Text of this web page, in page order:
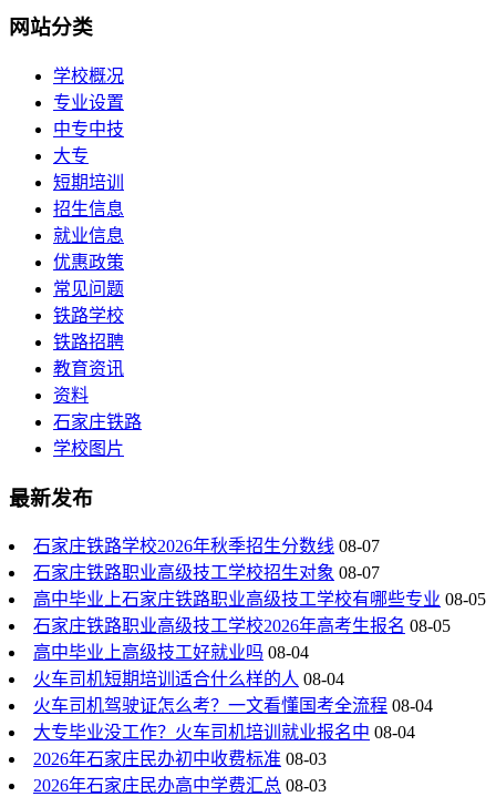
网站分类
学校概况
专业设置
中专中技
大专
短期培训
招生信息
就业信息
优惠政策
常见问题
铁路学校
铁路招聘
教育资讯
资料
石家庄铁路
学校图片
最新发布
石家庄铁路学校2026年秋季招生分数线 08-07
石家庄铁路职业高级技工学校招生对象 08-07
高中毕业上石家庄铁路职业高级技工学校有哪些专业 08-05
石家庄铁路职业高级技工学校2026年高考生报名 08-05
高中毕业上高级技工好就业吗 08-04
火车司机短期培训适合什么样的人 08-04
火车司机驾驶证怎么考？一文看懂国考全流程 08-04
大专毕业没工作？火车司机培训就业报名中 08-04
2026年石家庄民办初中收费标准 08-03
2026年石家庄民办高中学费汇总 08-03